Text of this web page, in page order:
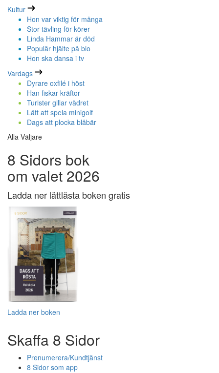
Kultur
Hon var viktig för många
Stor tävling för körer
Linda Hammar är död
Populär hjälte på bio
Hon ska dansa i tv
Vardags
Dyrare oxfilé i höst
Han fiskar kräftor
Turister gillar vädret
Lätt att spela minigolf
Dags att plocka blåbär
Alla Väljare
8 Sidors bok
om valet 2026
Ladda ner lättlästa boken gratis
Ladda ner boken
Skaffa 8 Sidor
Prenumerera/Kundtjänst
8 Sidor som app